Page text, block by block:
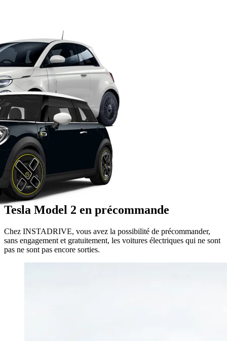
Tesla Model 2 en précommande
Chez INSTADRIVE, vous avez la possibilité de précommander,
sans engagement et gratuitement, les voitures électriques qui ne sont
pas ne sont pas encore sorties.